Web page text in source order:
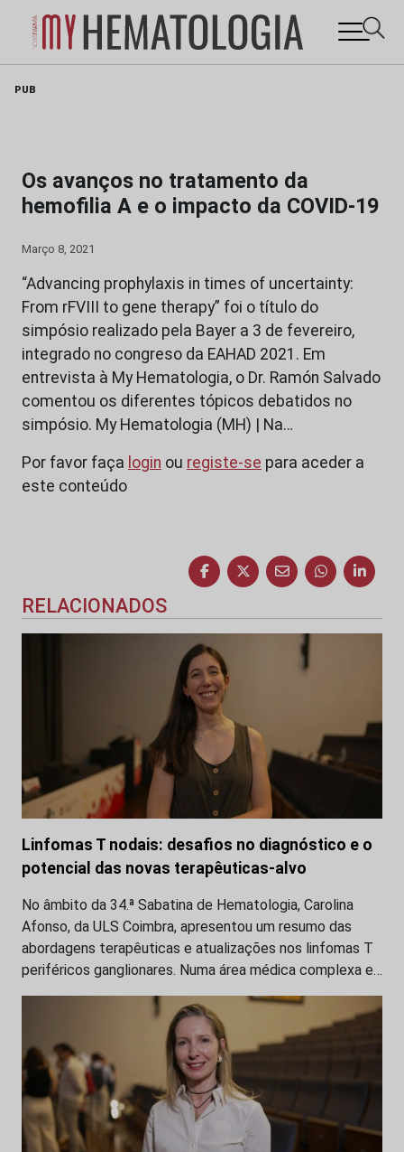
PUB
Os avanços no tratamento da
hemofilia A e o impacto da COVID-19
Março 8, 2021
“Advancing prophylaxis in times of uncertainty:
From rFVIII to gene therapy” foi o título do
simpósio realizado pela Bayer a 3 de fevereiro,
integrado no congreso da EAHAD 2021. Em
entrevista à My Hematologia, o Dr. Ramón Salvado
comentou os diferentes tópicos debatidos no
simpósio. My Hematologia (MH) | Na…
Por favor faça login ou registe-se para aceder a
este conteúdo
RELACIONADOS
Linfomas T nodais: desafios no diagnóstico e o
potencial das novas terapêuticas-alvo
No âmbito da 34.ª Sabatina de Hematologia, Carolina
Afonso, da ULS Coimbra, apresentou um resumo das
abordagens terapêuticas e atualizações nos linfomas T
periféricos ganglionares. Numa área médica complexa e…